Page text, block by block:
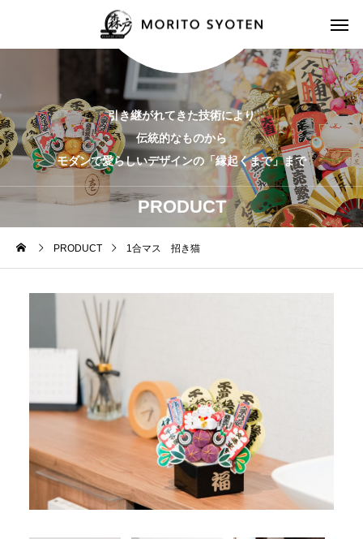
引き継がれてきた技術により
伝統的なものから
モダンで愛らしいデザインの「縁起くまで」まで
PRODUCT
PRODUCT 1合マス 招き猫